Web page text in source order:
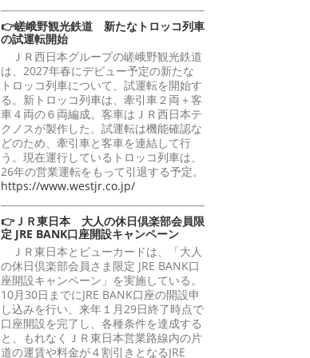
👉嵯峨野観光鉄道 新たなトロッコ列車
の試運転開始
ＪＲ西日本グループの嵯峨野観光鉄道
は、2027年春にデビュー予定の新たな
トロッコ列車について、試運転を開始す
る。新トロッコ列車は、牽引車２両＋客
車４両の６両編成。客車はＪＲ西日本テ
クノスが製作した。試運転は機能確認な
どのため、牽引車と客車を連結して行
う。現在運行しているトロッコ列車は、
26年の営業運転をもって引退する予定。
https://www.westjr.co.jp/
👉ＪＲ東日本 大人の休日倶楽部会員限
定 JRE BANK口座開設キャンペーン
ＪＲ東日本とビューカードは、「大人
の休日倶楽部会員さま限定 JRE BANK口
座開設キャンペーン」を実施している。
10月30日までにJRE BANK口座の開設申
し込みを行い、来年１月29日終了時点で
口座開設を完了し、各種条件を達成する
と、もれなくＪＲ東日本営業路線内の片
道の運賃や料金が４割引きとなるJRE